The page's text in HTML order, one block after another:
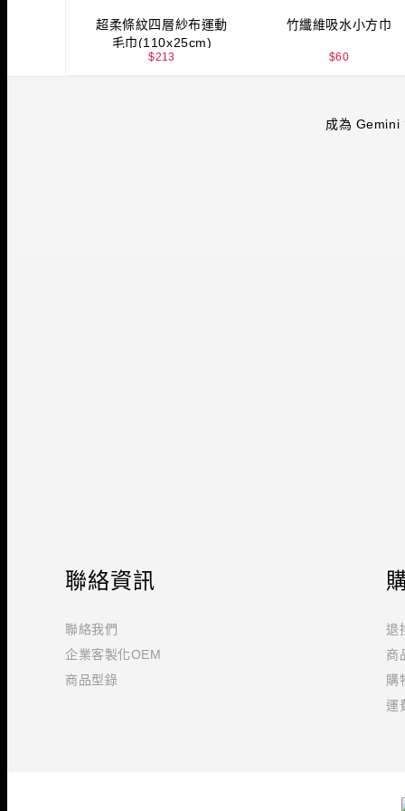
超柔條紋四層紗布運動
毛巾(110x25cm)
$213
竹纖維吸水小方巾
$60
成為 Gemini
聯絡資訊
聯絡我們
企業客製化OEM
商品型錄
退
商
購
運